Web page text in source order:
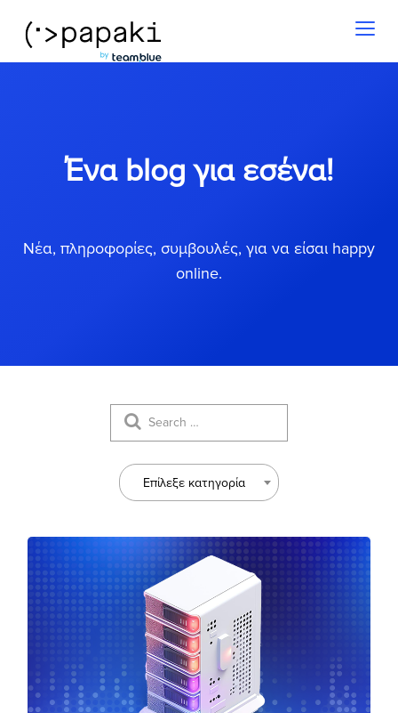
Ένα blog για εσένα!
Νέα, πληροφορίες, συμβουλές, για να είσαι happy
online.
Επίλεξε κατηγορία